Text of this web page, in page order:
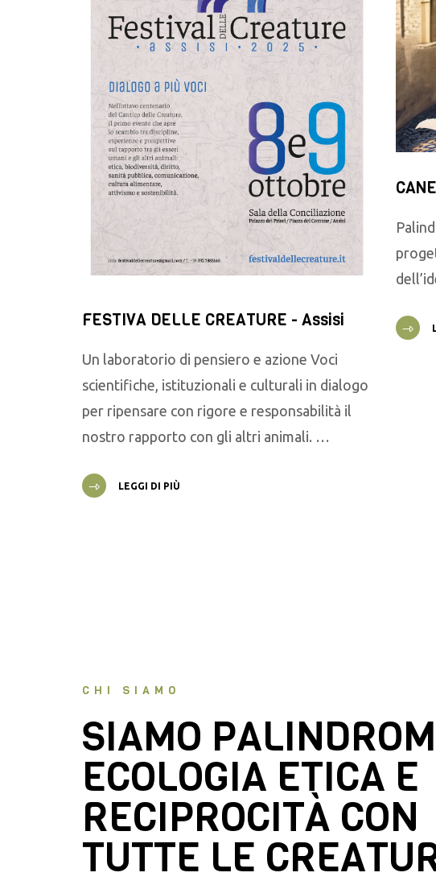
FESTIVA DELLE CREATURE - Assisi
Un laboratorio di pensiero e azione Voci
scientifiche, istituzionali e culturali in dialogo
per ripensare con rigore e responsabilità il
nostro rapporto con gli altri animali. …
LEGGI DI PIÙ
CHI SIAMO
SIAMO
ECOLOGIA ETICA E
RECIPROCITÀ CON
TUTTE LE